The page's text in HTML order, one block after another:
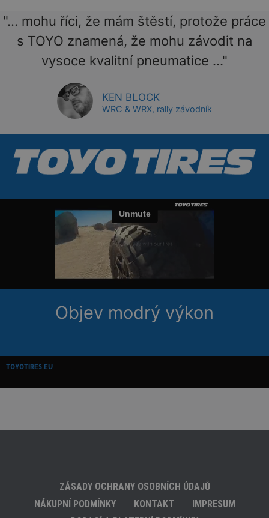
"... mohu říci, že mám štěstí, protože práce
s TOYO znamená, že mohu závodit na
vysoce kvalitní pneumatice ..."
KEN BLOCK
WRC & WRX, rally závodník
Objev modrý výkon
TOYOTIRES.EU
ZÁSADY OCHRANY OSOBNÍCH ÚDAJŮ
NÁKUPNÍ PODMÍNKY
KONTAKT
IMPRESUM